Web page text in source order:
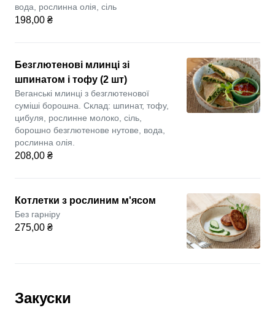
вода, рослинна олія, сіль
198,00 ₴
Безглютенові млинці зі
шпинатом і тофу (2 шт)
Веганські млинці з безглютенової
суміші борошна. Склад: шпинат, тофу,
цибуля, рослинне молоко, сіль,
борошно безглютенове нутове, вода,
рослинна олія.
208,00 ₴
Котлетки з рослиним м'ясом
Без гарніру
275,00 ₴
Закуски